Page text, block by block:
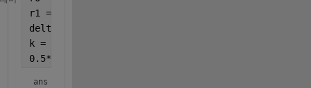
r1 = 4;
delta = linspace(-r0,r0,31).';
k = linspace(-r1,r1,31).';
0.5*sqrt((delta+k.^2).^2+4*k.^2)
ans